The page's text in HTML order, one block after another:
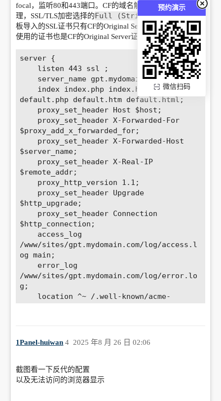
预约演示
微信扫码
focal，监听80和443端口。CF的域名解析开启了小黄云代
理，SSL/TLS加密选择的Full (Strict)模式。1panel面
板导入的SSL证书只有CF的Original Server证书。反向代理
使用的证书也是CF的Original Server证书。
server {
default.php default.htm default.html;
$proxy_add_x_forwarded_for;
$server_name;
$remote_addr;
$http_upgrade;
$http_connection;
/www/sites/gpt.mydomain.com/log/access.l
og main;
/www/sites/gpt.mydomain.com/log/error.lo
g;
    }
    http2 on;
/www/sites/gpt.mydomain.com/ssl/fullchai
n.pem;
1Panel-huiwan 2025 年8 月 26 日 02:06
4
截图看一下反代的配置
以及无法访问的浏览器显示